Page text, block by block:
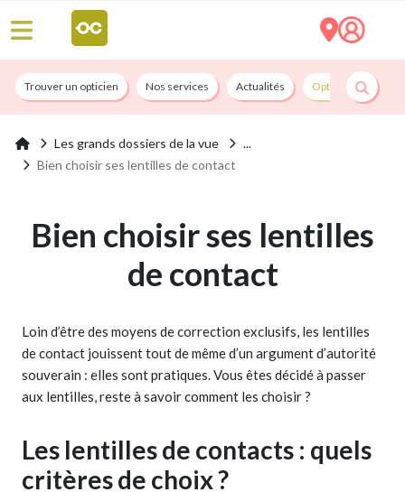
Trouver un opticien Nos services Actualités Opticians By
Les grands dossiers de la vue
Bien choisir ses lentilles de contact
Bien choisir ses lentilles
de contact
Loin d’être des moyens de correction exclusifs, les lentilles
de contact jouissent tout de même d’un argument d’autorité
souverain : elles sont pratiques. Vous êtes décidé à passer
aux lentilles, reste à savoir comment les choisir ?
Les lentilles de contacts : quels
critères de choix ?